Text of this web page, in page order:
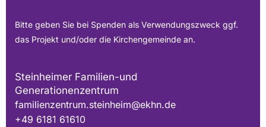
Bitte geben Sie bei Spenden als Verwendungszweck ggf.
das Projekt und/oder die Kirchengemeinde an.
Steinheimer Familien-und
Generationenzentrum
familienzentrum.steinheim@ekhn.de
+49 6181 61610